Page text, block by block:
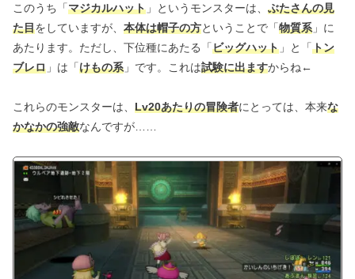
このうち「マジカルハット 」というモンスターは、 ぶたさんの見
た目をしていますが、 本体は帽子の方ということで「物質系 」に
あたります。ただし、下位種にあたる「ビッグハット 」と「トン
ブレロ 」は「けもの系 」です。これは試験に出ますからね←
これらのモンスターは、 Lv20あたりの冒険者にとっては、本来な
かなかの強敵なんですが……